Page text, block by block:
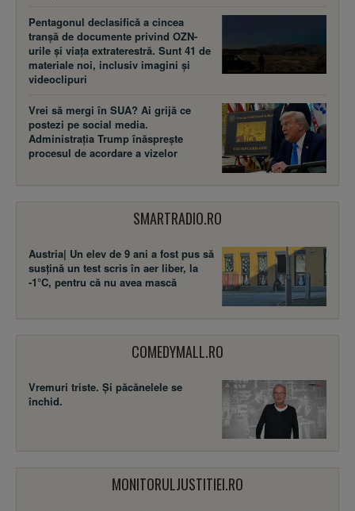
Pentagonul declasifică a cincea
tranșă de documente privind OZN-
urile și viața extraterestră. Sunt 41 de
materiale noi, inclusiv imagini și
videoclipuri
Vrei să mergi în SUA? Ai grijă ce
postezi pe social media.
Administrația Trump înăsprește
procesul de acordare a vizelor
SMARTRADIO.RO
Austria| Un elev de 9 ani a fost pus să
susţină un test scris în aer liber, la
-1°C, pentru că nu avea mască
COMEDYMALL.RO
Vremuri triste. Şi păcănelele se
închid.
MONITORULJUSTITIEI.RO